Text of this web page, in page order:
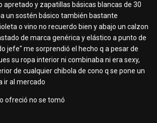
apretado y zapatillas básicas blancas de 30
un sostén básico también bastante
o vino no recuerdo bien y abajo un calzon
de marca genérica y elástico a punto de
jefe" me sorprendió el hecho q a pesar de
su ropa interior ni combinaba ni era sexy,
de cualquier chibola de cono q se pone un
ir al mercado
ofreció no se tomó